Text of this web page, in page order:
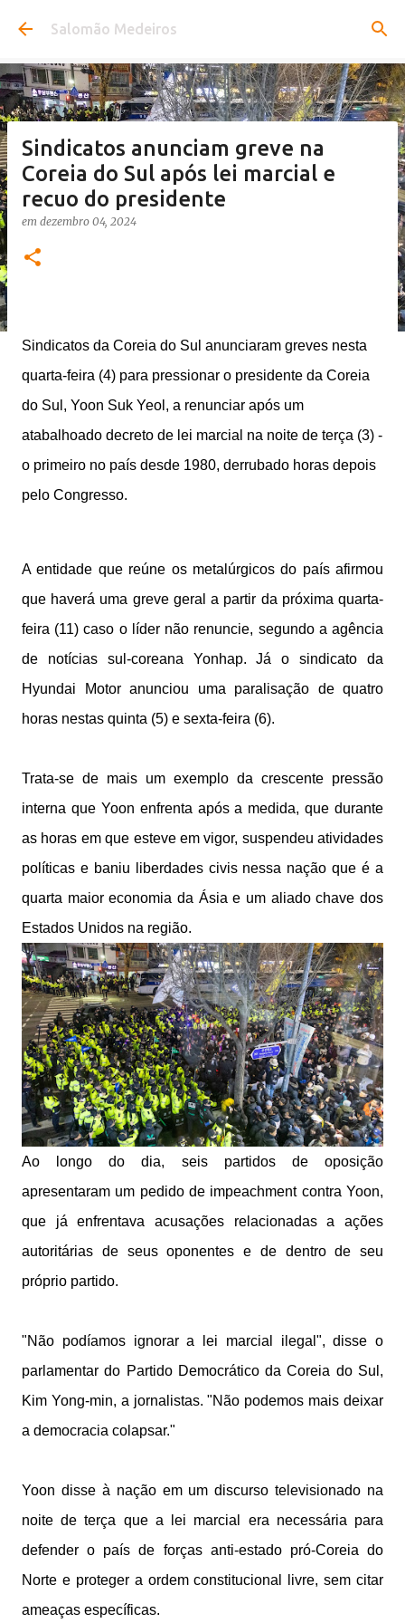
Pular para o conteúdo principal
Salomão Medeiros
Sindicatos anunciam greve na
Coreia do Sul após lei marcial e
recuo do presidente
em dezembro 04, 2024
Sindicatos da Coreia do Sul anunciaram greves nesta
quarta-feira (4) para pressionar o presidente da Coreia
do Sul, Yoon Suk Yeol, a renunciar após um
atabalhoado decreto de lei marcial na noite de terça (3) -
o primeiro no país desde 1980, derrubado horas depois
pelo Congresso.
A entidade que reúne os metalúrgicos do país afirmou
que haverá uma greve geral a partir da próxima quarta-
feira (11) caso o líder não renuncie, segundo a agência
de notícias sul-coreana Yonhap. Já o sindicato da
Hyundai Motor anunciou uma paralisação de quatro
horas nestas quinta (5) e sexta-feira (6).
Trata-se de mais um exemplo da crescente pressão
interna que Yoon enfrenta após a medida, que durante
as horas em que esteve em vigor, suspendeu atividades
políticas e baniu liberdades civis nessa nação que é a
quarta maior economia da Ásia e um aliado chave dos
Estados Unidos na região.
Ao longo do dia, seis partidos de oposição
apresentaram um pedido de impeachment contra Yoon,
que já enfrentava acusações relacionadas a ações
autoritárias de seus oponentes e de dentro de seu
próprio partido.
"Não podíamos ignorar a lei marcial ilegal", disse o
parlamentar do Partido Democrático da Coreia do Sul,
Kim Yong-min, a jornalistas. "Não podemos mais deixar
a democracia colapsar."
Yoon disse à nação em um discurso televisionado na
noite de terça que a lei marcial era necessária para
defender o país de forças anti-estado pró-Coreia do
Norte e proteger a ordem constitucional livre, sem citar
ameaças específicas.